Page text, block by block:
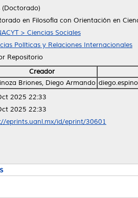
(Doctorado)
en Filosofía con Orientación en
> Ciencias Sociales
Políticas y Relaciones Internacionales
Repositorio
Creador
Briones, Diego Armando
2025 22:33
2025 22:33
eprints.uanl.mx/id/eprint/30601